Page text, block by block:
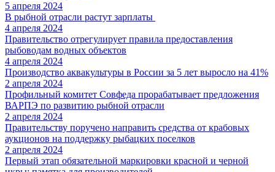
5 апреля 2024
В рыбной отрасли растут зарплаты
4 апреля 2024
Правительство отрегулирует правила предоставления
рыбоводам водных объектов
4 апреля 2024
Производство аквакультуры в России за 5 лет выросло на 41%
2 апреля 2024
Профильный комитет Совфеда прорабатывает предложения
ВАРПЭ по развитию рыбной отрасли
2 апреля 2024
Правительству поручено направить средства от крабовых
аукционов на поддержку рыбацких поселков
2 апреля 2024
Первый этап обязательной маркировки красной и черной